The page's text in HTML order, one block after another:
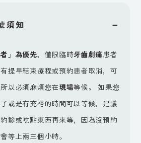
須知 －
」為優先，僅限臨時牙齒劇痛患者
提早結束療程或預約患者取消，可
以必須麻煩您在現場等候。 如果您
或是有充裕的時間可以等候，建議
診或吃點東西再來等，因為沒預約
等上兩三個小時。